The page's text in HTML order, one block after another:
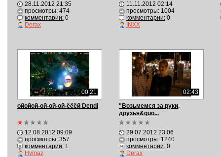
28.11.2012 21:35
просмотры: 474
комментарии:0
Derax
11.11.2012 02:14
просмотры: 1004
комментарии:0
INXX
00:21
ойойой-ой-ой-ой-ёёёй Dendi
12.08.2012 09:09
просмотры: 357
комментарии:1
Hymaz
02:43
"Возьмемся за руки,
друзья&quo...
29.07.2012 23:06
просмотры: 1240
комментарии:0
Derax